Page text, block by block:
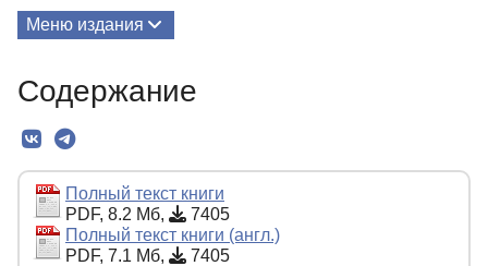
Меню издания
Текст
Содержание
Полный текст книги
PDF, 8.2 Мб,
7405
Полный текст книги (англ.)
PDF, 7.1 Мб,
7405